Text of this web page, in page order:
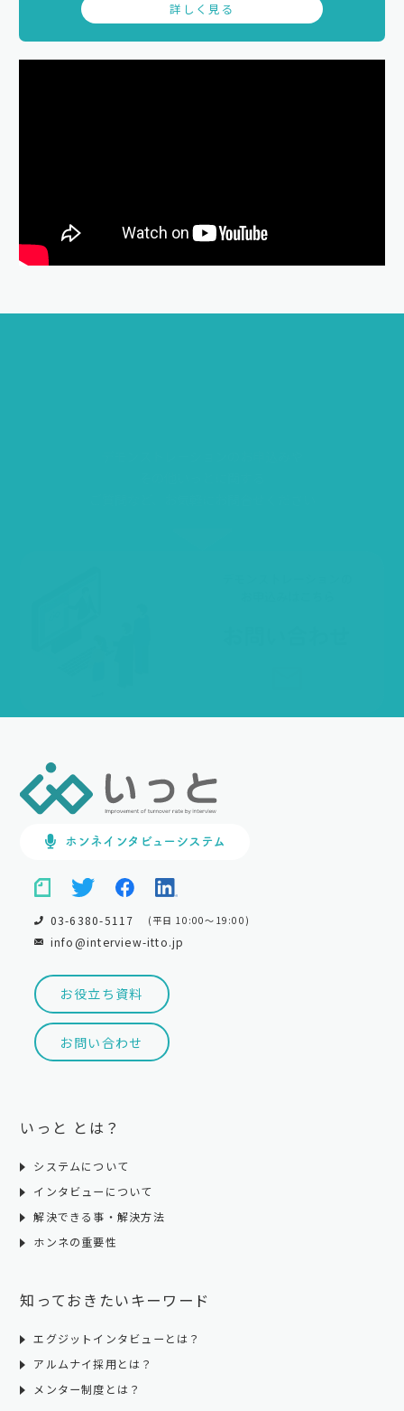
詳しく見る
ホンネインタビューシステム
03-6380-5117 (平日 10:00～19:00)
info@interview-itto.jp
お役立ち資料
お問い合わせ
いっと とは？
システムについて
インタビューについて
解決できる事・解決方法
ホンネの重要性
知っておきたいキーワード
エグジットインタビューとは？
アルムナイ採用とは？
メンター制度とは？